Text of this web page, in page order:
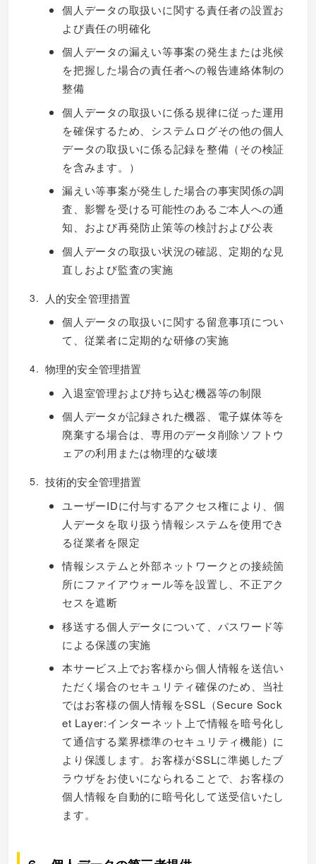
個人データの取扱いに関する責任者の設置お
よび責任の明確化
個人データの漏えい等事案の発生または兆候
を把握した場合の責任者への報告連絡体制の
整備
個人データの取扱いに係る規律に従った運用
を確保するため、システムログその他の個人
データの取扱いに係る記録を整備（その検証
を含みます。）
漏えい等事案が発生した場合の事実関係の調
査、影響を受ける可能性のあるご本人への通
知、および再発防止策等の検討および公表
個人データの取扱い状況の確認、定期的な見
直しおよび監査の実施
人的安全管理措置
個人データの取扱いに関する留意事項につい
て、従業者に定期的な研修の実施
物理的安全管理措置
入退室管理および持ち込む機器等の制限
個人データが記録された機器、電子媒体等を
廃棄する場合は、専用のデータ削除ソフトウ
ェアの利用または物理的な破壊
技術的安全管理措置
ユーザーIDに付与するアクセス権により、個
人データを取り扱う情報システムを使用でき
る従業者を限定
情報システムと外部ネットワークとの接続箇
所にファイアウォール等を設置し、不正アク
セスを遮断
移送する個人データについて、パスワード等
による保護の実施
本サービス上でお客様から個人情報を送信い
ただく場合のセキュリティ確保のため、当社
ではお客様の個人情報をSSL（Secure Sock
et Layer:インターネット上で情報を暗号化し
て通信する業界標準のセキュリティ機能）に
より保護します。お客様がSSLに準拠したブ
ラウザをお使いになられることで、お客様の
個人情報を自動的に暗号化して送受信いたし
ます。